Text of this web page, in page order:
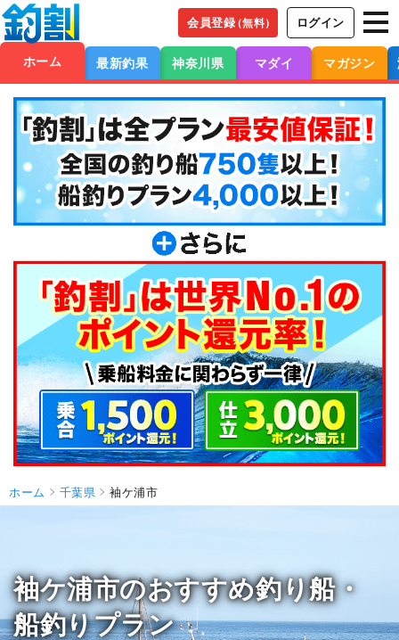
会員登録（無料） ログイン
ホーム 最新釣果 神奈川県 マダイ マガジン
ホーム 千葉県 袖ケ浦市
袖ケ浦市のおすすめ釣り船・
船釣りプラン